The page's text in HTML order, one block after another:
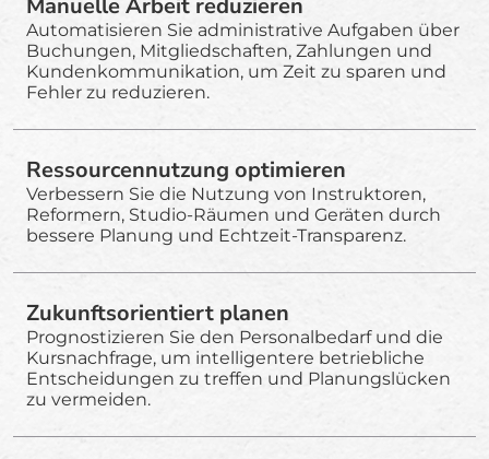
Automatisieren Sie administrative Aufgaben über
Buchungen, Mitgliedschaften, Zahlungen und
Kundenkommunikation, um Zeit zu sparen und
Fehler zu reduzieren.
Ressourcennutzung optimieren
Verbessern Sie die Nutzung von Instruktoren,
Reformern, Studio-Räumen und Geräten durch
bessere Planung und Echtzeit-Transparenz.
Zukunftsorientiert planen
Prognostizieren Sie den Personalbedarf und die
Kursnachfrage, um intelligentere betriebliche
Entscheidungen zu treffen und Planungslücken
zu vermeiden.